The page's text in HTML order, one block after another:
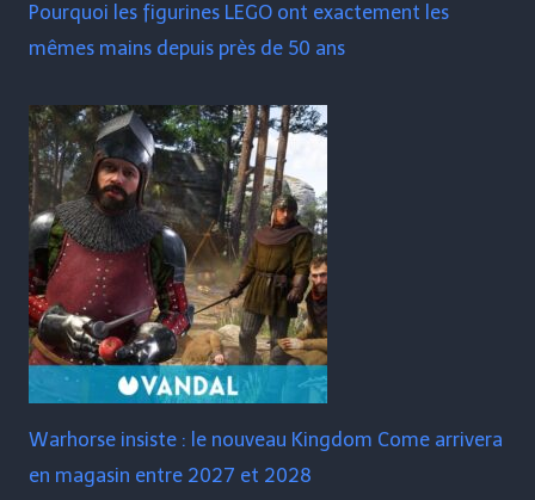
Pourquoi les figurines LEGO ont exactement les
mêmes mains depuis près de 50 ans
Warhorse insiste : le nouveau Kingdom Come arrivera
en magasin entre 2027 et 2028